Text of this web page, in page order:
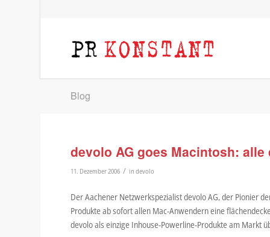
Blog
devolo AG goes Macintosh:
11. Dezember 2006 / indevolo
Der Aachener Netzwerkspezialist devolo AG, der Pionier
Produkte ab sofort allen Mac-Anwendern eine
devolo als einzige Inhouse-Powerline-Produkte am Markt